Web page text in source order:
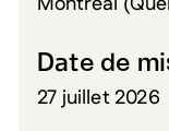
Date de
27 juillet 2026